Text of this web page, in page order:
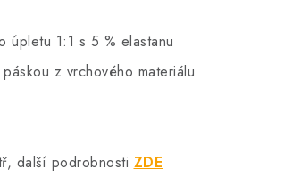
úpletu 1:1 s 5 % elastanu
z vrchového materiálu
další podrobnosti ZDE